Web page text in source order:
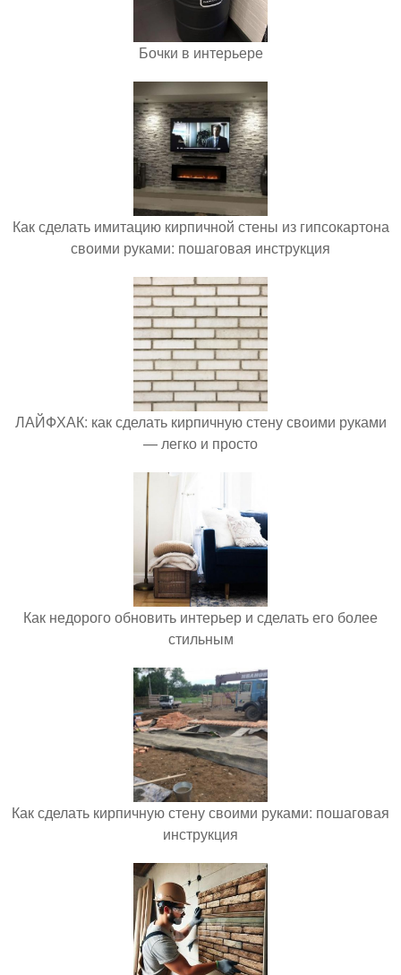
Бочки в интерьере
Как сделать имитацию кирпичной стены из гипсокартона
своими руками: пошаговая инструкция
ЛАЙФХАК: как сделать кирпичную стену своими руками
— легко и просто
Как недорого обновить интерьер и сделать его более
стильным
Как сделать кирпичную стену своими руками: пошаговая
инструкция